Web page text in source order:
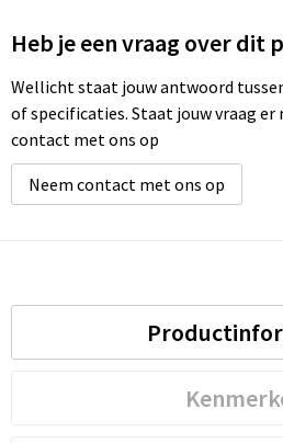
Heb je een vraag over dit
Wellicht staat jouw antwoord
of specificaties. Staat jouw vraag er
contact met ons op
Neem contact met ons op